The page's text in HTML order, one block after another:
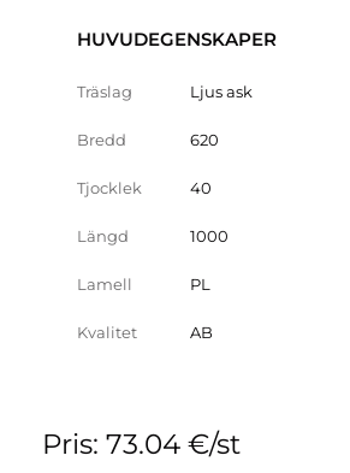
HUVUDEGENSKAPER
Träslag Ljus ask
Bredd 620
Tjocklek 40
Längd 1000
Lamell PL
Kvalitet AB
Pris: 73.04 €/st